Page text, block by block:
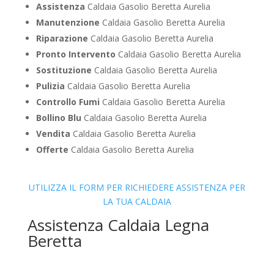
Assistenza Caldaia Gasolio Beretta Aurelia
Manutenzione Caldaia Gasolio Beretta Aurelia
Riparazione Caldaia Gasolio Beretta Aurelia
Pronto Intervento Caldaia Gasolio Beretta Aurelia
Sostituzione Caldaia Gasolio Beretta Aurelia
Pulizia Caldaia Gasolio Beretta Aurelia
Controllo Fumi Caldaia Gasolio Beretta Aurelia
Bollino Blu Caldaia Gasolio Beretta Aurelia
Vendita Caldaia Gasolio Beretta Aurelia
Offerte Caldaia Gasolio Beretta Aurelia
UTILIZZA IL FORM PER RICHIEDERE ASSISTENZA PER
LA TUA CALDAIA
Assistenza Caldaia Legna
Beretta